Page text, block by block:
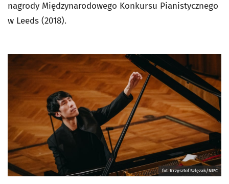
nagrody Międzynarodowego Konkursu Pianistycznego
w Leeds (2018).
fot. Krzysztof Szlęzak/NIFC